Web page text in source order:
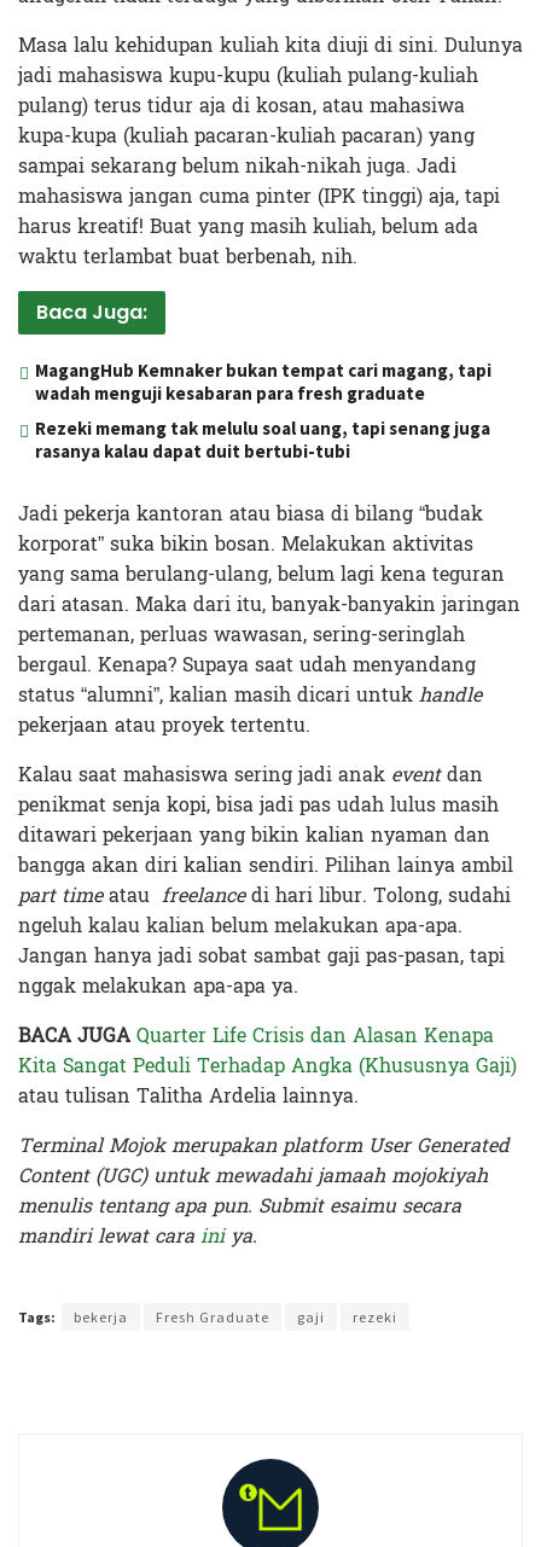
Masa lalu kehidupan kuliah kita diuji di sini. Dulunya
jadi mahasiswa kupu-kupu (kuliah pulang-kuliah
pulang) terus tidur aja di kosan, atau mahasiwa
kupa-kupa (kuliah pacaran-kuliah pacaran) yang
sampai sekarang belum nikah-nikah juga. Jadi
mahasiswa jangan cuma pinter (IPK tinggi) aja, tapi
harus kreatif! Buat yang masih kuliah, belum ada
waktu terlambat buat berbenah, nih.
Baca Juga:
MagangHub Kemnaker bukan tempat cari magang, tapi
wadah menguji kesabaran para fresh graduate
Rezeki memang tak melulu soal uang, tapi senang juga
rasanya kalau dapat duit bertubi-tubi
Jadi pekerja kantoran atau biasa di bilang “budak
korporat” suka bikin bosan. Melakukan aktivitas
yang sama berulang-ulang, belum lagi kena teguran
dari atasan. Maka dari itu, banyak-banyakin jaringan
pertemanan, perluas wawasan, sering-seringlah
bergaul. Kenapa? Supaya saat udah menyandang
status “alumni”, kalian masih dicari untukhandle
pekerjaan atau proyek tertentu.
Kalau saat mahasiswa sering jadi anak eventdan
penikmat senja kopi, bisa jadi pas udah lulus masih
ditawari pekerjaan yang bikin kalian nyaman dan
bangga akan diri kalian sendiri. Pilihan lainya ambil
part timeatau freelancedi hari libur. Tolong, sudahi
ngeluh kalau kalian belum melakukan apa-apa.
Jangan hanya jadi sobat sambat gaji pas-pasan, tapi
nggak melakukan apa-apa ya.
BACA JUGAQuarter Life Crisis dan Alasan Kenapa
Kita Sangat Peduli Terhadap Angka (Khususnya Gaji)
atau tulisan Talitha Ardelia lainnya.
Terminal Mojok merupakan platform User Generated
Content (UGC) untuk mewadahi jamaah mojokiyah
menulis tentang apa pun. Submit esaimu secara
mandiri lewat carainiya.
Tags: bekerja Fresh Graduate gaji rezeki